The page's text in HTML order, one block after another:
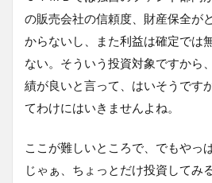
の販売会社の信頼度、財産保全が
からないし、また利益は確定では
ない。そういう投資対象ですから
績が良いと言って、はいそうです
てわけにはいきませんよね。
ここが難しいところで、でもやっ
じゃぁ、ちょっとだけ投資してみ